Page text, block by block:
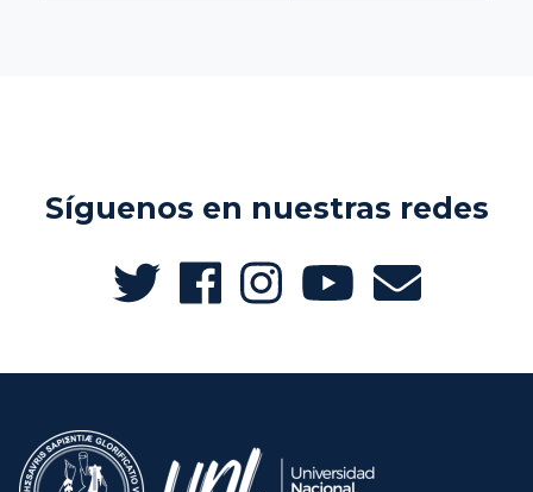
Síguenos en nuestras redes